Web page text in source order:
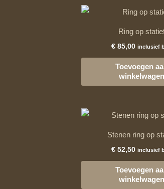
Ring op
€ 85,00 inclusief
Toevoegen
winkelwagen
Stenen ring op
€ 52,50 inclusief
Toevoegen
winkelwagen